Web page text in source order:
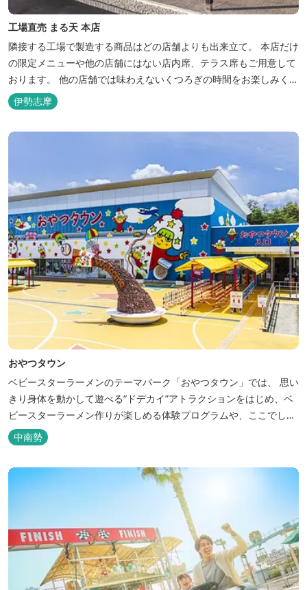
工場直売 まる天 本店
隣接する工場で製造する商品はどの店舗よりも出来立て。 本店だけ
の限定メニューや他の店舗にはない店内席、テラス席もご用意して
おります。 他の店舗では味わえないくつろぎの時間をお楽しみくだ
さい。
伊勢志摩
おやつタウン
ベビースターラーメンのテーマパーク「おやつタウン」では、 思い
きり身体を動かして遊べる“ドデカイ”アトラクションをはじめ、ベ
ビースターラーメン作りが楽しめる体験プログラムや、ここでしか
味わえないオリジナルフード&スイーツなど、ワクワクがいっぱ
い！ 屋内型施設なので、季節や天候を気にすることなく、ファミリ
まのご来園を、キャスト...
中南勢